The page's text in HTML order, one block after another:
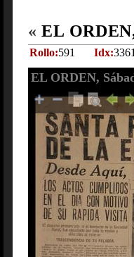
« EL
Rollo:591 Idx:3361
EL ORDEN,